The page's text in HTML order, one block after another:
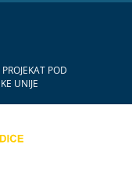
PROJEKAT POD
UNIJE